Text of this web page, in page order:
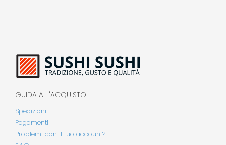
GUIDA ALL'ACQUISTO
Spedizioni
Pagamenti
Problemi con il tuo account?